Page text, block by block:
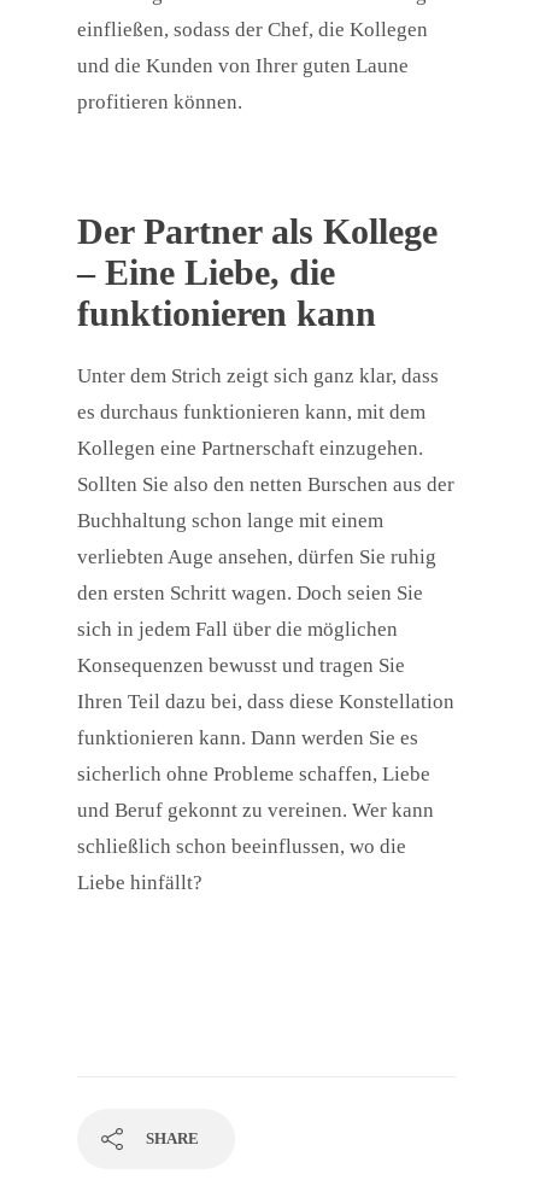
einfließen, sodass der Chef, die Kollegen
und die Kunden von Ihrer guten Laune
profitieren können.
Der Partner als Kollege
– Eine Liebe, die
funktionieren kann
Unter dem Strich zeigt sich ganz klar, dass
es durchaus funktionieren kann, mit dem
Kollegen eine Partnerschaft einzugehen.
Sollten Sie also den netten Burschen aus der
Buchhaltung schon lange mit einem
verliebten Auge ansehen, dürfen Sie ruhig
den ersten Schritt wagen. Doch seien Sie
sich in jedem Fall über die möglichen
Konsequenzen bewusst und tragen Sie
Ihren Teil dazu bei, dass diese Konstellation
funktionieren kann. Dann werden Sie es
sicherlich ohne Probleme schaffen, Liebe
und Beruf gekonnt zu vereinen. Wer kann
schließlich schon beeinflussen, wo die
Liebe hinfällt?
SHARE